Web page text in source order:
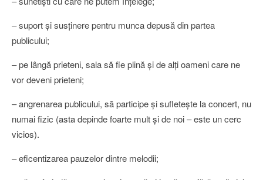
– suport şi susţinere pentru munca depusă din partea
publicului;
– pe lângă prieteni, sala să fie plină şi de alţi oameni care ne
vor deveni prieteni;
– angrenarea publicului, să participe şi sufleteşte la concert, nu
numai fizic (asta depinde foarte mult şi de noi – este un cerc
vicios).
– eficentizarea pauzelor dintre melodii;